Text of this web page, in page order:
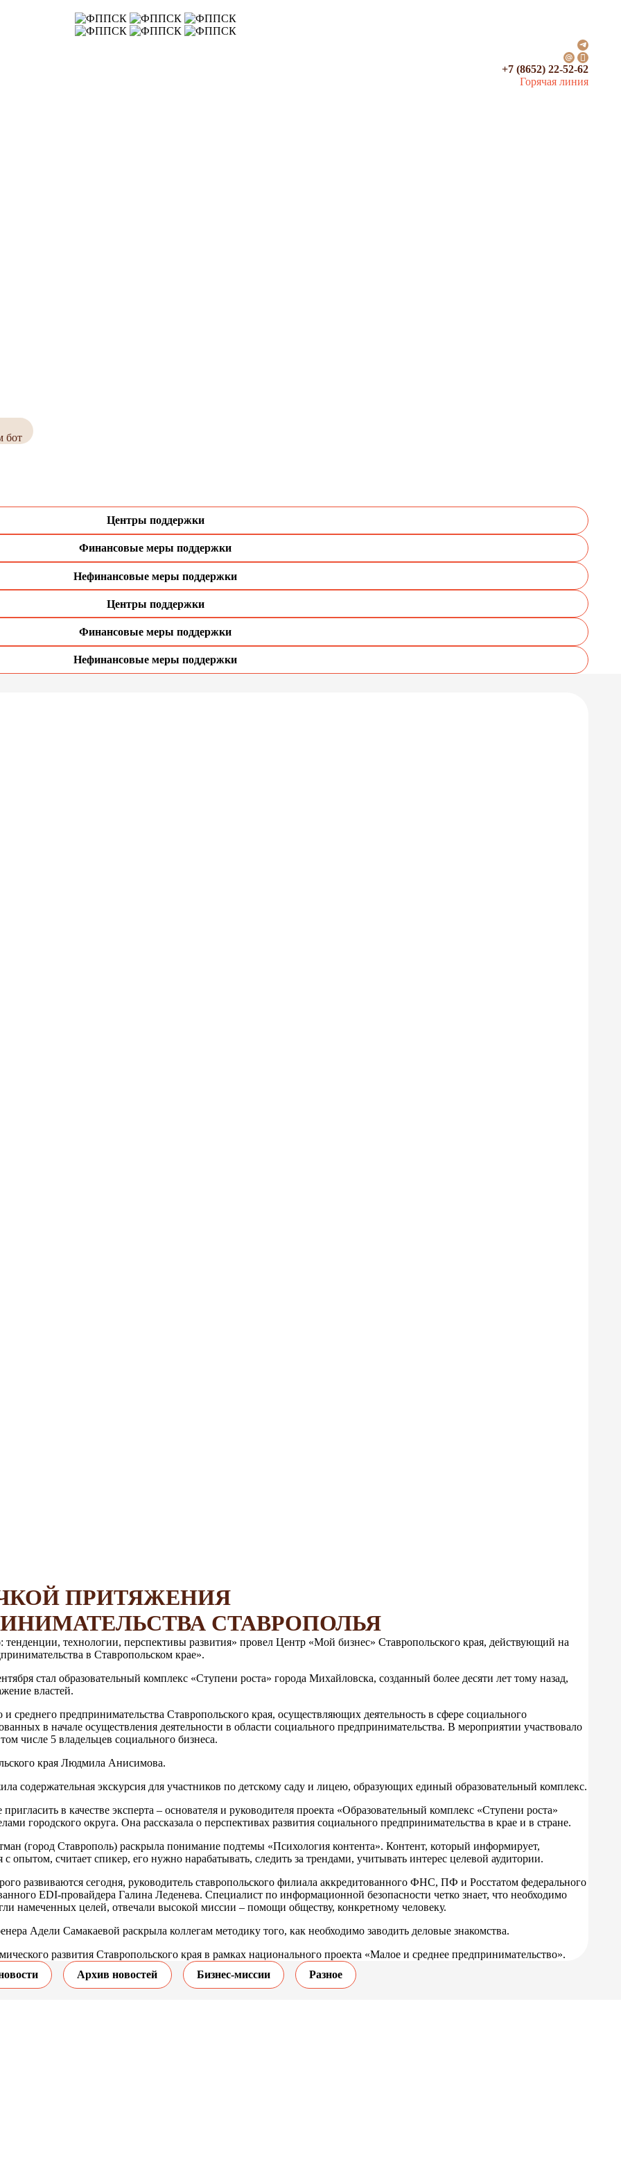
+7 (8652) 22-52-62
Горячая линия
бот
Центры поддержки
Финансовые меры поддержки
Нефинансовые меры поддержки
Центры поддержки
Финансовые меры поддержки
Нефинансовые меры поддержки
ПРИТЯЖЕНИЯ
СТАВРОПОЛЬЯ
технологии, перспективы развития» провел Центр «Мой бизнес» Ставропольского края, действующий на
в Ставропольском крае».
стал образовательный комплекс «Ступени роста» города Михайловска, созданный более десяти лет тому назад,
властей.
среднего предпринимательства Ставропольского края, осуществляющих деятельность в сфере социального
в начале осуществления деятельности в области социального предпринимательства. В мероприятии участвовало
числе 5 владельцев социального бизнеса.
края Людмила Анисимова.
содержательная экскурсия для участников по детскому саду и лицею, образующих единый образовательный комплекс.
в качестве эксперта – основателя и руководителя проекта «Образовательный комплекс «Ступени роста»
городского округа. Она рассказала о перспективах развития социального предпринимательства в крае и в стране.
(город Ставрополь) раскрыла понимание подтемы «Психология контента». Контент, который информирует,
опытом, считает спикер, его нужно нарабатывать, следить за трендами, учитывать интерес целевой аудитории.
развиваются сегодня, руководитель ставропольского филиала аккредитованного ФНС, ПФ и Росстатом федерального
EDI‑провайдера Галина Леденева. Специалист по информационной безопасности четко знает, что необходимо
намеченных целей, отвечали высокой миссии – помощи обществу, конкретному человеку.
Адели Самакаевой раскрыла коллегам методику того, как необходимо заводить деловые знакомства.
развития Ставропольского края в рамках национального проекта «Малое и среднее предпринимательство».
Архив новостей Бизнес-миссии Разное